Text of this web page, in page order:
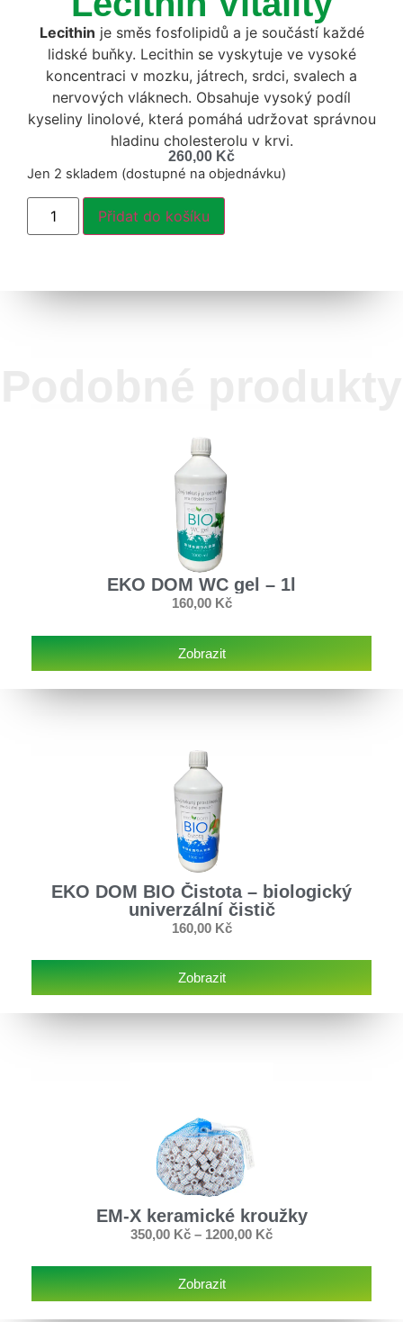
Lecithin je směs fosfolipidů a je součástí každé
lidské buňky. Lecithin se vyskytuje ve vysoké
koncentraci v mozku, játrech, srdci, svalech a
nervových vláknech. Obsahuje vysoký podíl
kyseliny linolové, která pomáhá udržovat správnou
hladinu cholesterolu v krvi.
260,00 Kč
Jen 2 skladem (dostupné na objednávku)
Přidat do košíku
EKO DOM WC gel – 1l
160,00 Kč
Zobrazit
EKO DOM BIO Čistota – biologický
univerzální čistič
160,00 Kč
Zobrazit
EM-X keramické kroužky
350,00 Kč – 1200,00 Kč
Zobrazit